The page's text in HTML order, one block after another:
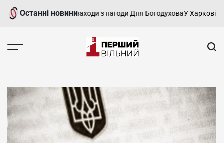
Перейти
Останні новини
пройшли святкові заходи з нагоди Дня БогодуховаУ Харкові
-
харківський,
новини
Харкова
та